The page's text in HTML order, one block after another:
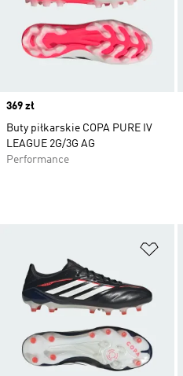
Price
369 zł
Buty piłkarskie COPA PURE IV
LEAGUE 2G/3G AG
Performance